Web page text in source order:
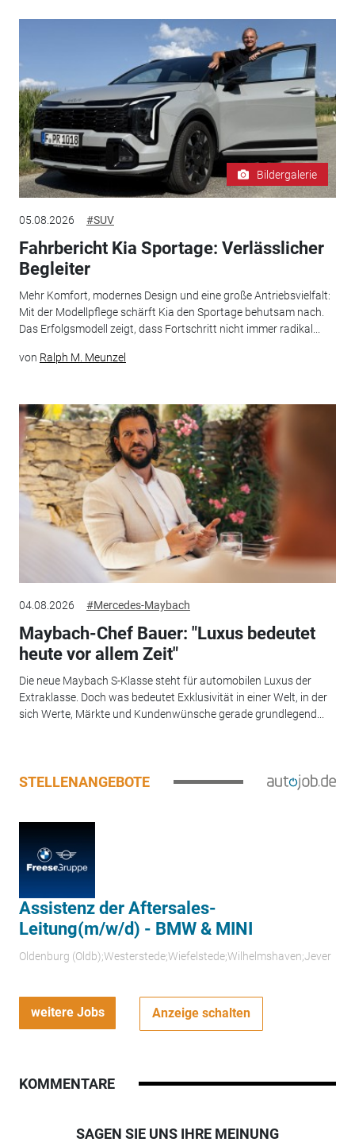
Bildergalerie
05.08.2026 #SUV
Fahrbericht Kia Sportage: Verlässlicher
Begleiter
Mehr Komfort, modernes Design und eine große Antriebsvielfalt:
Mit der Modellpflege schärft Kia den Sportage behutsam nach.
Das Erfolgsmodell zeigt, dass Fortschritt nicht immer radikal...
von Ralph M. Meunzel
04.08.2026 #Mercedes-Maybach
Maybach-Chef Bauer: "Luxus bedeutet
heute vor allem Zeit"
Die neue Maybach S-Klasse steht für automobilen Luxus der
Extraklasse. Doch was bedeutet Exklusivität in einer Welt, in der
sich Werte, Märkte und Kundenwünsche gerade grundlegend...
STELLENANGEBOTE
Assistenz der Aftersales-
Leitung(m/w/d) - BMW & MINI
Oldenburg (Oldb);Westerstede;Wiefelstede;Wilhelmshaven;Jever
weitere Jobs Anzeige schalten
KOMMENTARE
SAGEN SIE UNS IHRE MEINUNG